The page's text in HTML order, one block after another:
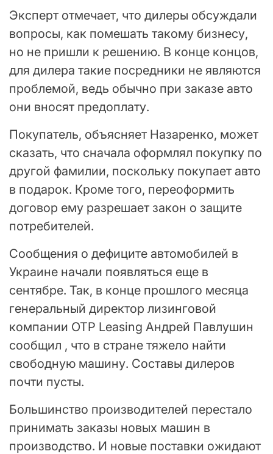
Эксперт отмечает, что дилеры обсуждали
вопросы, как помешать такому бизнесу,
но не пришли к решению. В конце концов,
для дилера такие посредники не являются
проблемой, ведь обычно при заказе авто
они вносят предоплату.
Покупатель, объясняет Назаренко, может
сказать, что сначала оформлял покупку по
другой фамилии, поскольку покупает авто
в подарок. Кроме того, переоформить
договор ему разрешает закон о защите
потребителей.
Сообщения о дефиците автомобилей в
Украине начали появляться еще в
сентябре. Так, в конце прошлого месяца
генеральный директор лизинговой
компании OTP Leasing Андрей Павлушин
сообщил , что в стране тяжело найти
свободную машину. Составы дилеров
почти пусты.
Большинство производителей перестало
принимать заказы новых машин в
производство. И новые поставки ожидают